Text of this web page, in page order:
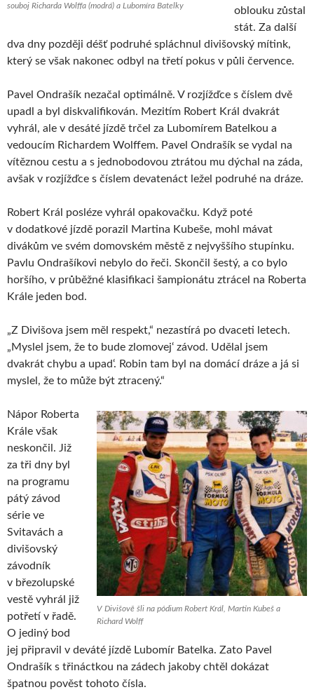
souboj Richarda Wolffa (modrá) a Lubomíra Batelky
oblouku zůstal
stát. Za další
dva dny později déšť podruhé spláchnul divišovský mítink,
který se však nakonec odbyl na třetí pokus v půli července.
Pavel Ondrašík nezačal optimálně. V rozjížďce s číslem dvě
upadl a byl diskvalifikován. Mezitím Robert Král dvakrát
vyhrál, ale v desáté jízdě trčel za Lubomírem Batelkou a
vedoucím Richardem Wolffem. Pavel Ondrašík se vydal na
vítěznou cestu a s jednobodovou ztrátou mu dýchal na záda,
avšak v rozjížďce s číslem devatenáct ležel podruhé na dráze.
Robert Král posléze vyhrál opakovačku. Když poté
v dodatkové jízdě porazil Martina Kubeše, mohl mávat
divákům ve svém domovském městě z nejvyššího stupínku.
Pavlu Ondrašíkovi nebylo do řeči. Skončil šestý, a co bylo
horšího, v průběžné klasifikaci šampionátu ztrácel na Roberta
Krále jeden bod.
„Z Divišova jsem měl respekt,“ nezastírá po dvaceti letech.
„Myslel jsem, že to bude zlomovej‘ závod. Udělal jsem
dvakrát chybu a upad‘. Robin tam byl na domácí dráze a já si
myslel, že to může být ztracený.“
V Divišově šli na pódium Robert Král, Martin Kubeš a
Richard Wolff
Nápor Roberta
Krále však
neskončil. Již
za tři dny byl
na programu
pátý závod
série ve
Svitavách a
divišovský
závodník
v březolupské
vestě vyhrál již
potřetí v řadě.
O jediný bod
jej připravil v deváté jízdě Lubomír Batelka. Zato Pavel
Ondrašík s třináctkou na zádech jakoby chtěl dokázat
špatnou pověst tohoto čísla.